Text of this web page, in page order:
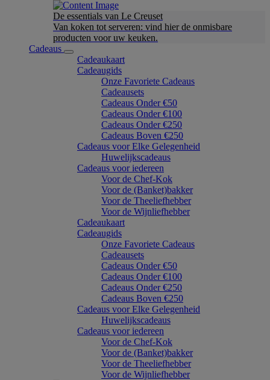
De essentials van Le Creuset
Van koken tot serveren: vind hier de onmisbare
producten voor uw keuken.
Cadeaus
Cadeaukaart
Cadeaugids
Onze Favoriete Cadeaus
Cadeausets
Cadeaus Onder €50
Cadeaus Onder €100
Cadeaus Onder €250
Cadeaus Boven €250
Cadeaus voor Elke Gelegenheid
Huwelijkscadeaus
Cadeaus voor iedereen
Voor de Chef-Kok
Voor de (Banket)bakker
Voor de Theeliefhebber
Voor de Wijnliefhebber
Cadeaukaart
Cadeaugids
Onze Favoriete Cadeaus
Cadeausets
Cadeaus Onder €50
Cadeaus Onder €100
Cadeaus Onder €250
Cadeaus Boven €250
Cadeaus voor Elke Gelegenheid
Huwelijkscadeaus
Cadeaus voor iedereen
Voor de Chef-Kok
Voor de (Banket)bakker
Voor de Theeliefhebber
Voor de Wijnliefhebber